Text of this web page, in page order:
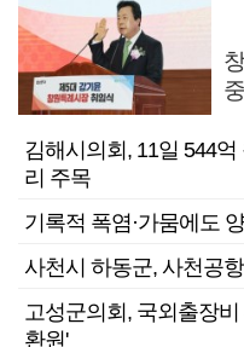
김해시의회, 11일 544
리 주목
기록적 폭염·가뭄에도
사천시 하동군, 사천공
고성군의회, 국외출장비
환원'